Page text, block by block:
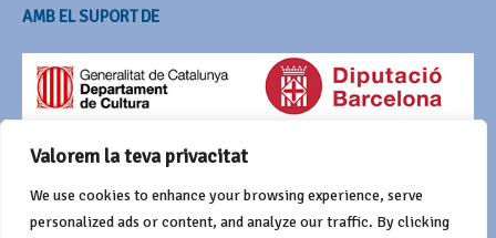
Valorem la teva privacitat
We use cookies to enhance your browsing experience, serve
personalized ads or content, and analyze our traffic. By clicking
AMB EL SUPORT DE